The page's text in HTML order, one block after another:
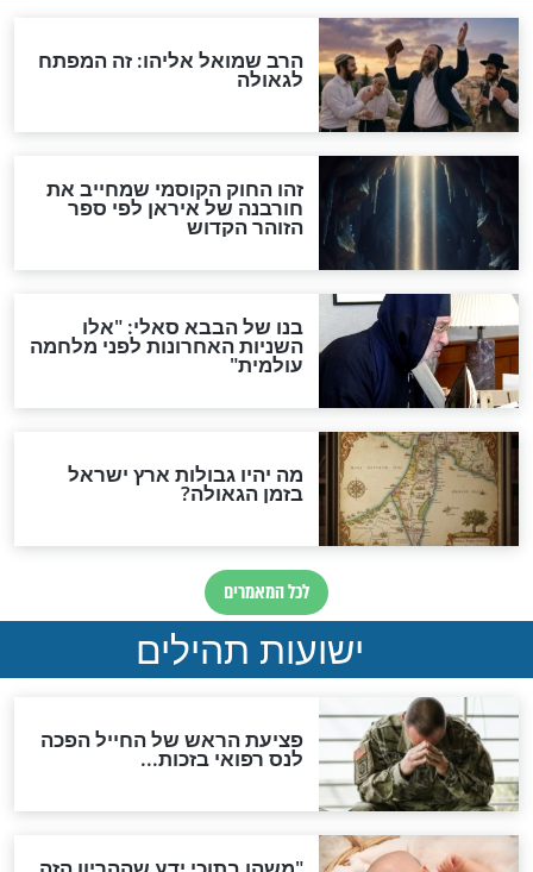
"לפני הגאולה תהיה אפיקורסות
והכחשה גדולה מאוד של
האמונה"
האם לאחר בוא המשיח יהיה
אפשר לחזור בתשובה?
לכל המאמרים
להמתקת הדינים וביטול
גזרות